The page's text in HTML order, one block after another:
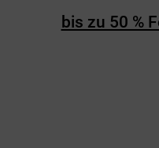
bis zu 50 %